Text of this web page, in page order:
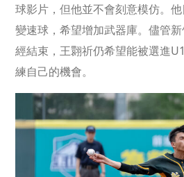
球影片，但他並不會刻意模仿。
變速球，希望增加武器庫。儘管
經結束，王翾祈仍希望能被選進
練自己的機會。